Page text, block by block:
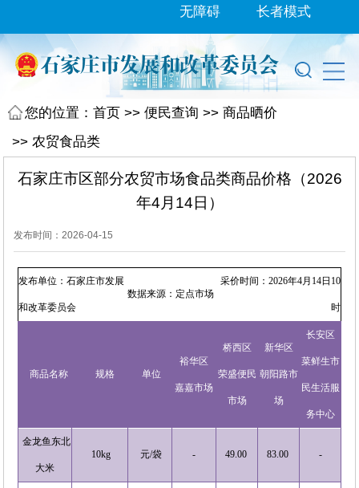
无障碍 长者模式
您的位置：首页 >>便民查询 >>商品晒价
>>农贸食品类
石家庄市区部分农贸市场食品类商品价格（2026
年4月14日）
发布时间：2026-04-15
发布单位：石家庄市发展
和改革委员会
数据来源：定点市场
采价时间：2026年4月14日10
时
商品名称 规格 单位
裕华区
嘉嘉市场
桥西区
荣盛便民
市场
新华区
朝阳路市
场
长安区
菜鲜生市
民生活服
务中心
金龙鱼东北
大米
10kg 元/袋 - 49.00 83.00 -